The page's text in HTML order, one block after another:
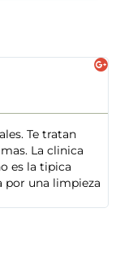
Te tratan
La clinica
es la tipica
por una limpieza